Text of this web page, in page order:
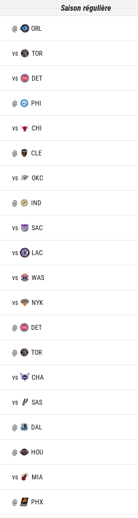
Saison régulière
@ ORL
vs TOR
vs DET
@ PHI
vs CHI
@ CLE
vs OKC
@ IND
vs SAC
vs LAC
vs WAS
vs NYK
@ DET
@ TOR
vs CHA
vs SAS
@ DAL
@ HOU
vs MIA
@ PHX